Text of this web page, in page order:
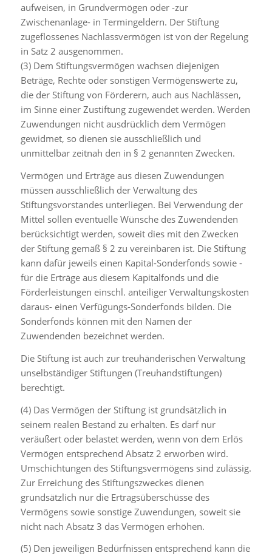
aufweisen, in Grundvermögen oder -zur
Zwischenanlage- in Termingeldern. Der Stiftung
zugeflossenes Nachlassvermögen ist von der Regelung
in Satz 2 ausgenommen.
(3) Dem Stiftungsvermögen wachsen diejenigen
Beträge, Rechte oder sonstigen Vermögenswerte zu,
die der Stiftung von Förderern, auch aus Nachlässen,
im Sinne einer Zustiftung zugewendet werden. Werden
Zuwendungen nicht ausdrücklich dem Vermögen
gewidmet, so dienen sie ausschließlich und
unmittelbar zeitnah den in § 2 genannten Zwecken.
Vermögen und Erträge aus diesen Zuwendungen
müssen ausschließlich der Verwaltung des
Stiftungsvorstandes unterliegen. Bei Verwendung der
Mittel sollen eventuelle Wünsche des Zuwendenden
berücksichtigt werden, soweit dies mit den Zwecken
der Stiftung gemäß § 2 zu vereinbaren ist. Die Stiftung
kann dafür jeweils einen Kapital-Sonderfonds sowie -
für die Erträge aus diesem Kapitalfonds und die
Förderleistungen einschl. anteiliger Verwaltungskosten
daraus- einen Verfügungs-Sonderfonds bilden. Die
Sonderfonds können mit den Namen der
Zuwendenden bezeichnet werden.
Die Stiftung ist auch zur treuhänderischen Verwaltung
unselbständiger Stiftungen (Treuhandstiftungen)
berechtigt.
(4) Das Vermögen der Stiftung ist grundsätzlich in
seinem realen Bestand zu erhalten. Es darf nur
veräußert oder belastet werden, wenn von dem Erlös
Vermögen entsprechend Absatz 2 erworben wird.
Umschichtungen des Stiftungsvermögens sind zulässig.
Zur Erreichung des Stiftungszweckes dienen
grundsätzlich nur die Ertragsüberschüsse des
Vermögens sowie sonstige Zuwendungen, soweit sie
nicht nach Absatz 3 das Vermögen erhöhen.
(5) Den jeweiligen Bedürfnissen entsprechend kann die